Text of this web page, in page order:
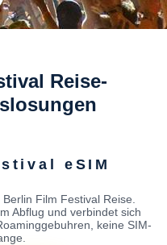
Reise-
eSIM
Film Festival Reise.
Abflug und verbindet sich
keine SIM-